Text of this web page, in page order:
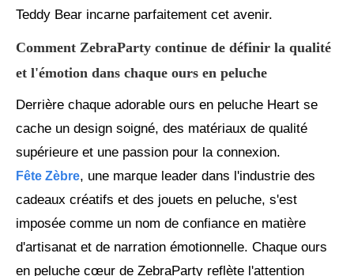
Teddy Bear incarne parfaitement cet avenir.
Comment ZebraParty continue de définir la qualité
et l'émotion dans chaque ours en peluche
Derrière chaque adorable ours en peluche Heart se
cache un design soigné, des matériaux de qualité
supérieure et une passion pour la connexion.
Fête Zèbre, une marque leader dans l'industrie des
cadeaux créatifs et des jouets en peluche, s'est
imposée comme un nom de confiance en matière
d'artisanat et de narration émotionnelle. Chaque ours
en peluche cœur de ZebraParty reflète l'attention